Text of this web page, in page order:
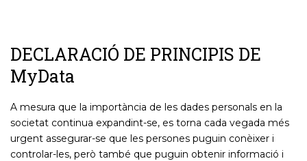
DECLARACIÓ DE PRINCIPIS DE
MyData
A mesura que la importància de les dades personals en la
societat continua expandint-se, es torna cada vegada més
urgent assegurar-se que les persones puguin conèixer i
controlar-les, però també que puguin obtenir informació i